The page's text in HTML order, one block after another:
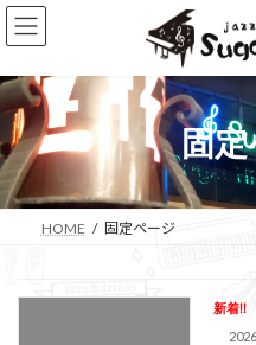
コ
ン
ン
ツ
へ
ス
キ
ッ
ナ
ビ
ー
シ
ョ
ン
に
移
固
HOME 固定ページ
新着!!